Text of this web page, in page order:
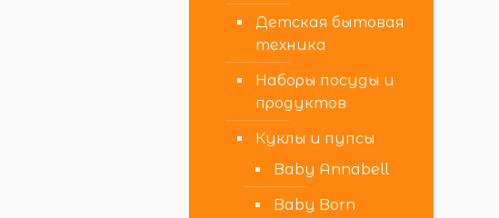
Детская бытовая
техника
Наборы посуды и
продуктов
Куклы и пупсы
Baby Annabell
Baby Born